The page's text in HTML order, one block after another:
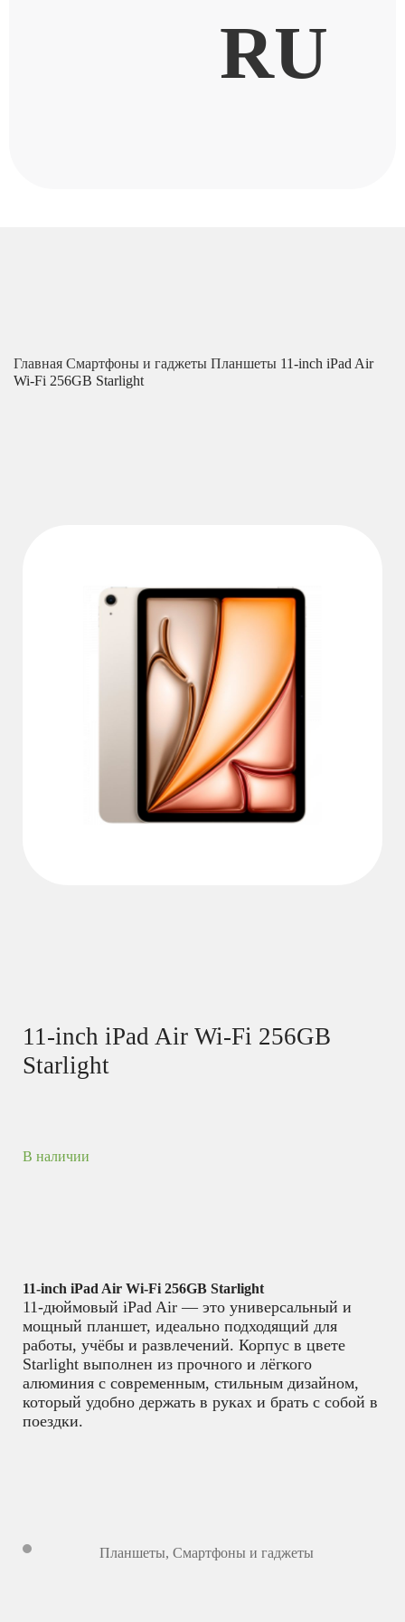
RU
Главная Смартфоны и гаджеты Планшеты 11-inch iPad Air
Wi-Fi 256GB Starlight
11-inch iPad Air Wi-Fi 256GB
Starlight
В наличии
11-inch iPad Air Wi-Fi 256GB Starlight
11-дюймовый iPad Air — это универсальный и
мощный планшет, идеально подходящий для
работы, учёбы и развлечений. Корпус в цвете
Starlight выполнен из прочного и лёгкого
алюминия с современным, стильным дизайном,
который удобно держать в руках и брать с собой в
поездки.
Планшеты, Смартфоны и гаджеты